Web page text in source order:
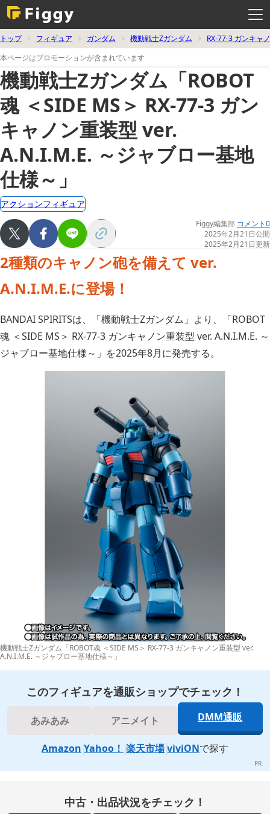
ー
を
開
く
トップ フィギュア ガンダム 機動戦士Zガンダム
RX-77-3 ガンキャ
本ページはプロモーションが含まれています
機動戦士Zガンダム「ROBOT
魂 ＜SIDE MS＞ RX-77-3 ガン
キャノン重装型 ver.
A.N.I.M.E. ～ジャブロー基地
仕様～」
アクションフィギュア
Figgy編集部 コメント0
2025年2月21日公開
2025年2月21日更新
2種類のキャノン砲を備えて ver.
A.N.I.M.E.に登場！
BANDAI SPIRITSは、「機動戦士Zガンダム」より、「ROBOT
魂 ＜SIDE MS＞ RX-77-3 ガンキャノン重装型 ver. A.N.I.M.E. ～
ジャブロー基地仕様～」を2025年8月に発売する。
機動戦士Zガンダム「ROBOT魂 ＜SIDE MS＞ RX-77-3 ガンキャノン重装型 ver.
A.N.I.M.E. ～ジャブロー基地仕様～」
このフィギュアを通販ショップでチェック！
あみあみ アニメイト DMM通販
Amazon Yahoo！ 楽天市場 viviONで探す
中古・出品状況をチェック！